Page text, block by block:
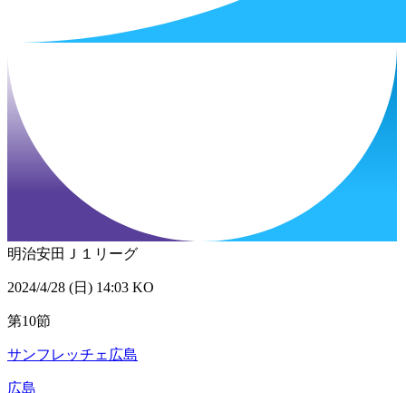
明治安田Ｊ１リーグ
2024/4/28 (日) 14:03 KO
第10節
サンフレッチェ広島
広島